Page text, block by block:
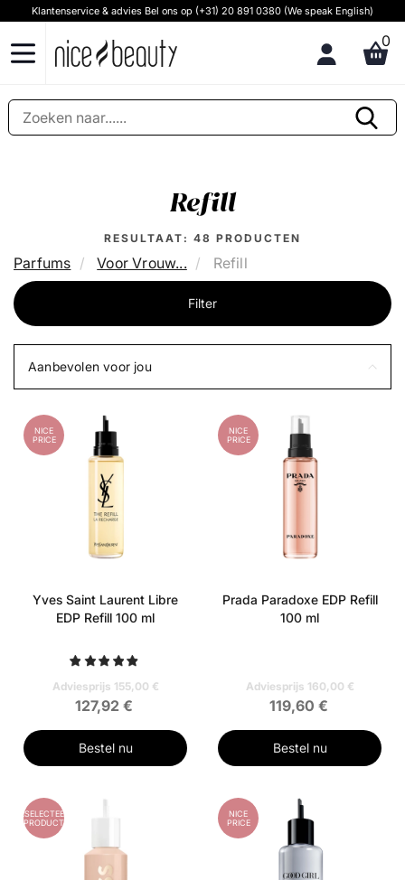
Klantenservice & advies Bel ons op (+31) 20 891 0380 (We speak English)
0
Refill
RESULTAAT: 48 PRODUCTEN
Parfums Voor Vrouw... Refill
Filter
Aanbevolen voor jou
NICE
PRICE
Yves Saint Laurent Libre
EDP Refill 100 ml
Adviesprijs 155,00 €
127,92 €
Bestel nu
NICE
PRICE
Prada Paradoxe EDP Refill
100 ml
Adviesprijs 160,00 €
119,60 €
Bestel nu
GESELECTEERD
PRODUCT
NICE
PRICE